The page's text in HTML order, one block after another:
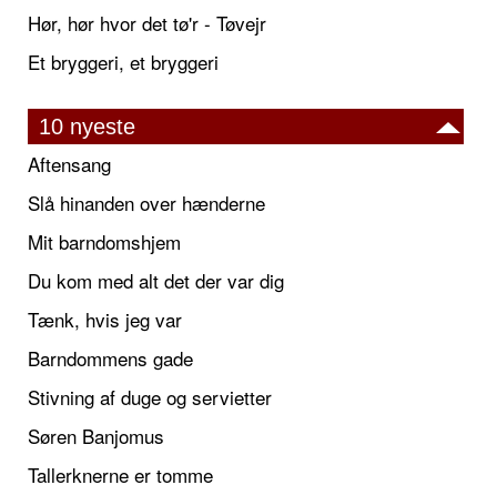
Hør, hør hvor det tø'r - Tøvejr
Et bryggeri, et bryggeri
10 nyeste
Aftensang
Slå hinanden over hænderne
Mit barndomshjem
Du kom med alt det der var dig
Tænk, hvis jeg var
Barndommens gade
Stivning af duge og servietter
Søren Banjomus
Tallerknerne er tomme